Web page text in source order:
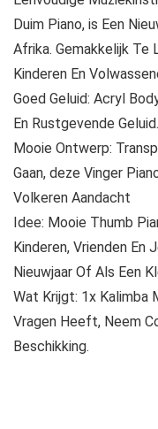
Duim Piano, is Een
Afrika. Gemakkelijk Te
Kinderen En
Goed Geluid: Acryl
En Rustgevende
Mooie Ontwerp:
Gaan, deze Vinger
Volkeren Aandacht
Idee: Mooie Thumb
Kinderen, Vrienden En
Nieuwjaar Of Als Een
Wat Krijgt: 1x Kalimba
Vragen Heeft, Neem
Beschikking.